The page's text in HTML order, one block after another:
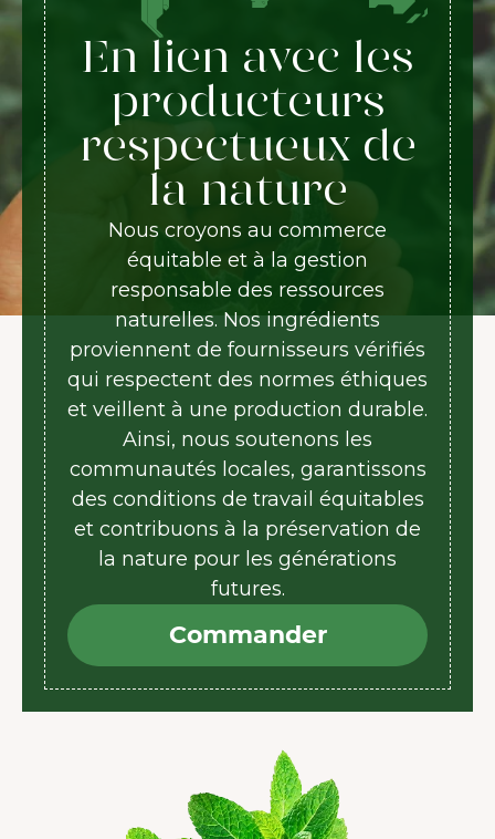
En lien avec les
producteurs
respectueux de
la nature
Nous croyons au commerce
équitable et à la gestion
responsable des ressources
naturelles. Nos ingrédients
proviennent de fournisseurs vérifiés
qui respectent des normes éthiques
et veillent à une production durable.
Ainsi, nous soutenons les
communautés locales, garantissons
des conditions de travail équitables
et contribuons à la préservation de
la nature pour les générations
futures.
Commander